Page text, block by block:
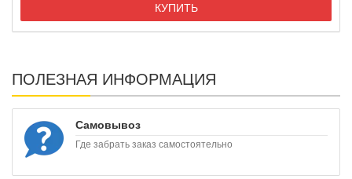
КУПИТЬ
ПОЛЕЗНАЯ ИНФОРМАЦИЯ
Самовывоз
Где забрать заказ самостоятельно